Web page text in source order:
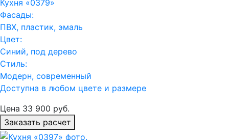
Кухня «0379»
Фасады:
ПВХ, пластик, эмаль
Цвет:
Синий, под дерево
Стиль:
Модерн, современный
Доступна в любом цвете и размере
Цена 33 900 руб.
Заказать расчет